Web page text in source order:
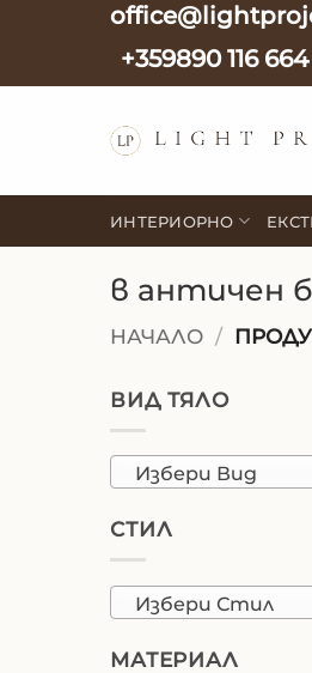
+359890 116 664
ИНТЕРИОРНО
в античен
НАЧАЛО /
ВИД ТЯЛО
Избери Вид
СТИЛ
Избери Стил
МАТЕРИАЛ